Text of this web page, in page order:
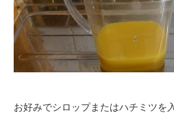
お好みでシロップまたはハチミツを